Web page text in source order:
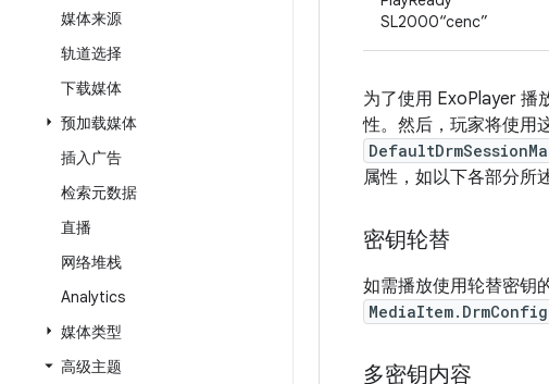
媒体来源
轨道选择
下载媒体
预加载媒体
插入广告
检索元数据
直播
网络堆栈
Analytics
媒体类型
高级主题
SL2000“cenc”
为了使用 ExoPlayer 播
性。然后，玩家将使用
属性，如以下各部分所述
密钥轮替
如需播放使用轮替密钥
多密钥内容